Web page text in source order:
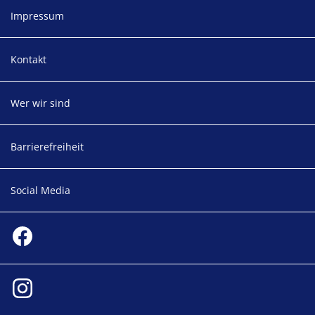
Impressum
Kontakt
Wer wir sind
Barrierefreiheit
Social Media
Facebook
Instagram